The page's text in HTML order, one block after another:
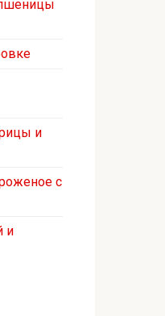
и
с
и